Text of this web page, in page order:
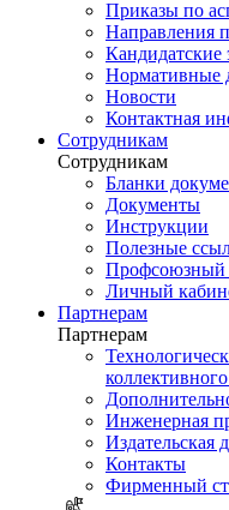
Приказы по
Направления
Кандидатские
Нормативные
Новости
Контактная
Сотрудникам
Сотрудникам
Бланки
Документы
Инструкции
Полезные
Профсоюзный
Личный
Партнерам
Партнерам
Инженерная
Издательская
Контакты
Фирменный